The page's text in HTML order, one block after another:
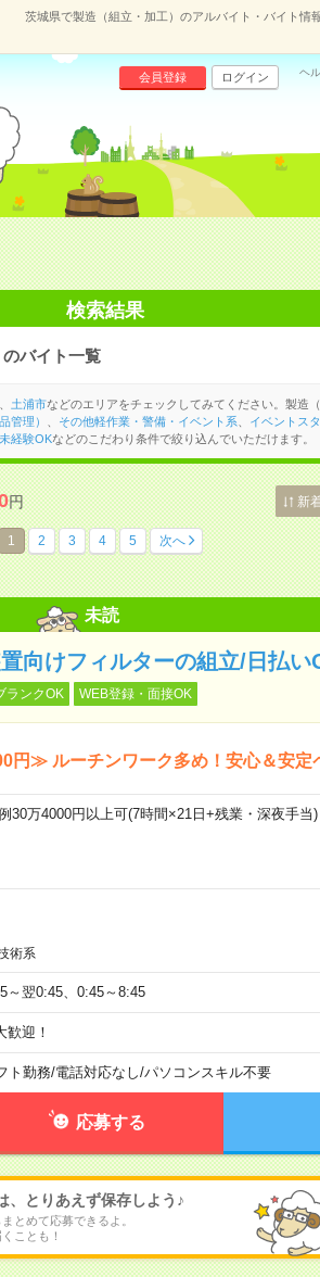
茨城県で製造（組立・加工）のアルバイト・バイト情
会員登録 ログイン ヘ
検索結果
のバイト一覧
土浦市などのエリアをチェックしてみてください。製造
管理） その他軽作業・警備・イベント系 イベントス
経験OKなどのこだわり条件で絞り込んでいただけます。
円 新
1 2 3 4 5 次へ
未読
向けフィルターの組立/日払い
ランクOK WEB登録・面接OK
≫ ルーチンワーク多め！安心＆安定
万4000円以上可(7時間×21日+残業・深夜手当)
術系
～翌0:45、0:45～8:45
歓迎！
ト勤務/電話対応なし/パソコンスキル不要
応募する
、とりあえず保存しよう♪
とめて応募できるよ。
ことも！